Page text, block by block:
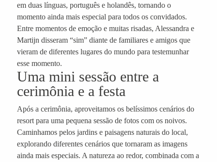
em duas línguas, português e holandês, tornando o
momento ainda mais especial para todos os convidados.
Entre momentos de emoção e muitas risadas, Alessandra e
Martijn disseram “sim” diante de familiares e amigos que
vieram de diferentes lugares do mundo para testemunhar
esse momento.
Uma mini sessão entre a
cerimônia e a festa
Após a cerimônia, aproveitamos os belíssimos cenários do
resort para uma pequena sessão de fotos com os noivos.
Caminhamos pelos jardins e paisagens naturais do local,
explorando diferentes cenários que tornaram as imagens
ainda mais especiais. A natureza ao redor, combinada com a